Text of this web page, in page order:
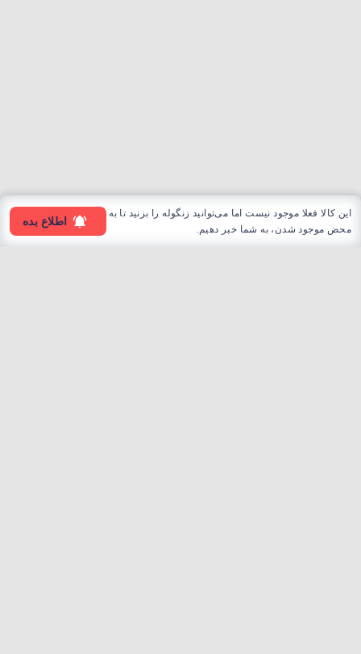
این کالا فعلا موجود نیست اما می‌توانید زنگوله را بزنید تا به
محض موجود شدن، به شما خبر دهیم.
اطلاع بده